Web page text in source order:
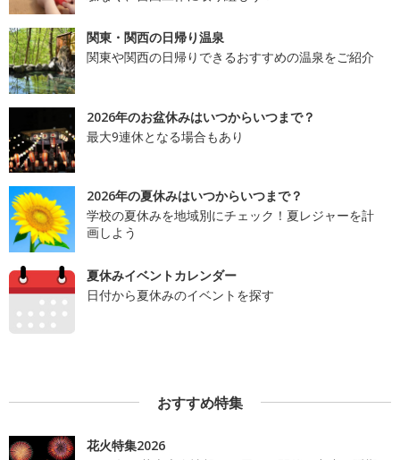
関東・関西の日帰り温泉
関東や関西の日帰りできるおすすめの温泉をご紹介
2026年のお盆休みはいつからいつまで？
最大9連休となる場合もあり
2026年の夏休みはいつからいつまで？
学校の夏休みを地域別にチェック！夏レジャーを計
画しよう
夏休みイベントカレンダー
日付から夏休みのイベントを探す
おすすめ特集
花火特集2026